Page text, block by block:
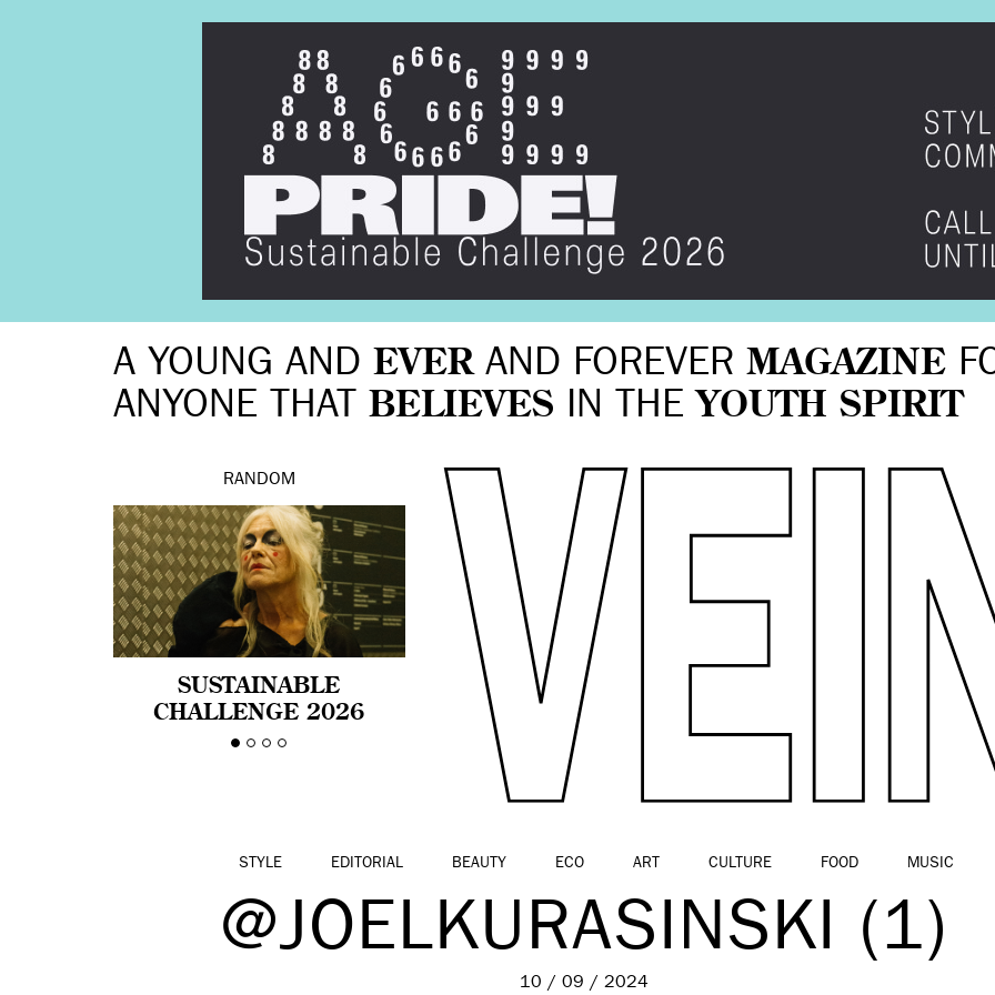
A YOUNG AND EVERAND FOREVER MAGAZINE
ANYONE THAT BELIEVES IN THE YOUTH SPIRIT
RANDOM
SUSTAINABLE
CHALLENGE 2026
CELEBRA LA
STYLE EDITORIAL BEAUTY ECO ART CULTURE FOOD MUSIC
@JOELKURASINSKI (1)
10 / 09 / 2024